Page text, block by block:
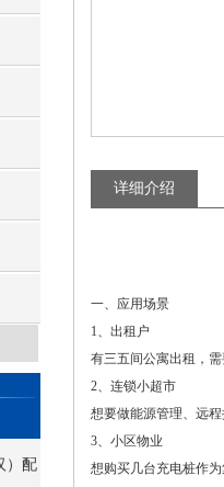
）配
详细介绍
一、应用场景
1、出租户
有三五间公寓出租，需
2、连锁小超市
想要做能源管理、远
3、小区物业
想购买几台充电桩作